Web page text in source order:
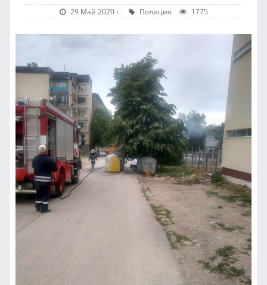
29 Май 2020 г. Полиция 1775